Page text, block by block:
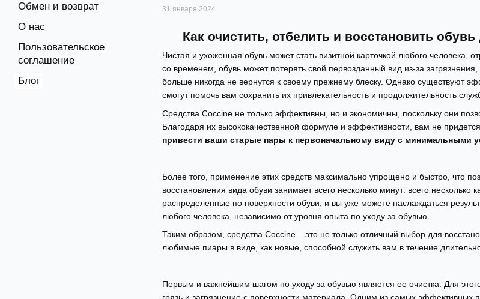
31 января 2024
Как очистить, отбелить и восстановить
Чистая и ухоженная обувь может стать визитной карточкой любого человека,
со временем, обувь может потерять свой первозданный вид из-за
больше никогда не вернутся к своему прежнему блеску. Однако существуют
смогут помочь вам сохранить их привлекательность и продолжительность
Средства Coccine не только эффективны, но и экономичны, поскольку они
Благодаря их высококачественной формуле и эффективности, вам не
привести ваши старые пары к первоначальному виду с минимальными
Более того, применение этих средств максимально упрощено и быстро, что
восстановления вида обуви занимает всего несколько минут: всего
распределенные по поверхности обуви, и вы уже можете наслаждаться
любого человека, независимо от уровня опыта по уходу за обувью.
Таким образом, средства Coccine – это не только отличный выбор для
любимые пиары в виде, как новые, способной служить вам в течение
Первым и важнейшим шагом по уходу за обувью является ее очистка. Для
грязь и загрязнение с поверхности материала. Одним из самых эффективных
Обмен и возврат
О нас
Пользовательское
соглашение
Блог